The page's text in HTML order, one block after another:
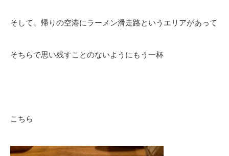
そして、帰りの空港にラーメン滑走路というエリアがあって
そちらで思い残すことのないようにもう一杯
こちら